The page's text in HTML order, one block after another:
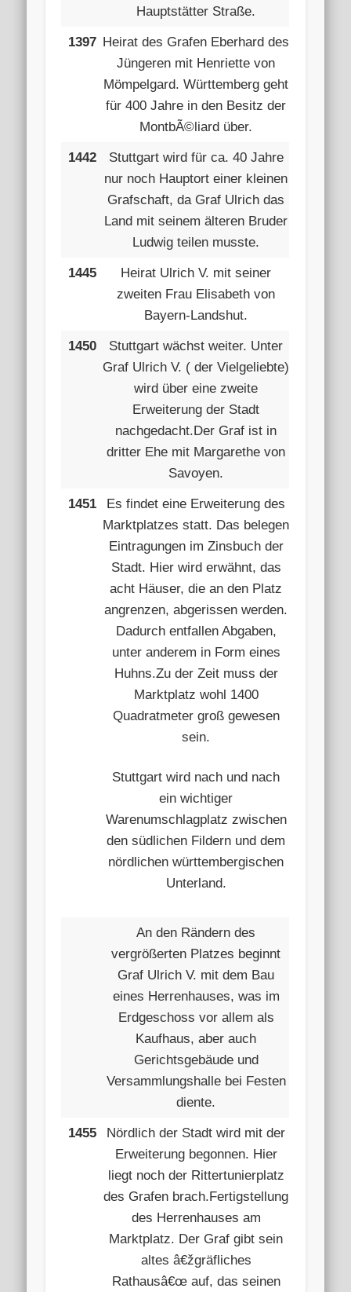
Hauptstätter Straße.
1397 Heirat des Grafen Eberhard des
Jüngeren mit Henriette von
Mömpelgard. Württemberg geht
für 400 Jahre in den Besitz der
MontbÃ©liard über.
1442
Stuttgart wird für ca. 40 Jahre
nur noch Hauptort einer kleinen
Grafschaft, da Graf Ulrich das
Land mit seinem älteren Bruder
Ludwig teilen musste.
1445
Heirat Ulrich V. mit seiner
zweiten Frau Elisabeth von
Bayern-Landshut.
1450
Stuttgart wächst weiter. Unter
Graf Ulrich V. ( der Vielgeliebte)
wird über eine zweite
Erweiterung der Stadt
nachgedacht.Der Graf ist in
dritter Ehe mit Margarethe von
Savoyen.
1451
Es findet eine Erweiterung des
Marktplatzes statt. Das belegen
Eintragungen im Zinsbuch der
Stadt. Hier wird erwähnt, das
acht Häuser, die an den Platz
angrenzen, abgerissen werden.
Dadurch entfallen Abgaben,
unter anderem in Form eines
Huhns.Zu der Zeit muss der
Marktplatz wohl 1400
Quadratmeter groß gewesen
sein.
Stuttgart wird nach und nach
ein wichtiger
Warenumschlagplatz zwischen
den südlichen Fildern und dem
nördlichen württembergischen
Unterland.
An den Rändern des
vergrößerten Platzes beginnt
Graf Ulrich V. mit dem Bau
eines Herrenhauses, was im
Erdgeschoss vor allem als
Kaufhaus, aber auch
Gerichtsgebäude und
Versammlungshalle bei Festen
diente.
1455
Nördlich der Stadt wird mit der
Erweiterung begonnen. Hier
liegt noch der Rittertunierplatz
des Grafen brach.Fertigstellung
des Herrenhauses am
Marktplatz. Der Graf gibt sein
altes â€žgräfliches
Rathausâ€œ auf, das seinen